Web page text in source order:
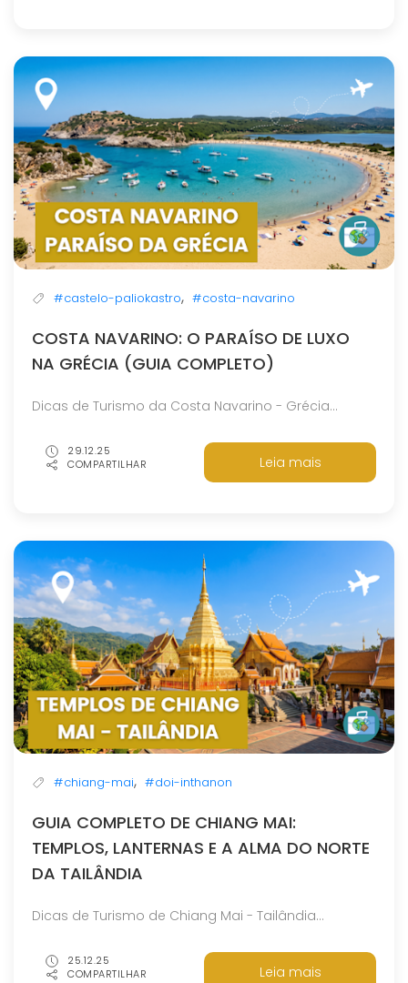
#castelo-paliokastro, #costa-navarino
COSTA NAVARINO: O PARAÍSO DE LUXO
NA GRÉCIA (GUIA COMPLETO)
Dicas de Turismo da Costa Navarino - Grécia...
Leia mais
29.12.25
COMPARTILHAR
#chiang-mai, #doi-inthanon
GUIA COMPLETO DE CHIANG MAI:
TEMPLOS, LANTERNAS E A ALMA DO NORTE
DA TAILÂNDIA
Dicas de Turismo de Chiang Mai - Tailândia...
Leia mais
25.12.25
COMPARTILHAR